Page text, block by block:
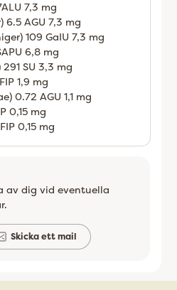
7,3 mg
6.5 AGU 7,3 mg
109 GaIU 7,3 mg
6,8 mg
SU 3,3 mg
1,9 mg
0.72 AGU 1,1 mg
0,15 mg
0,15 mg
av dig vid eventuella
Skicka ett mail